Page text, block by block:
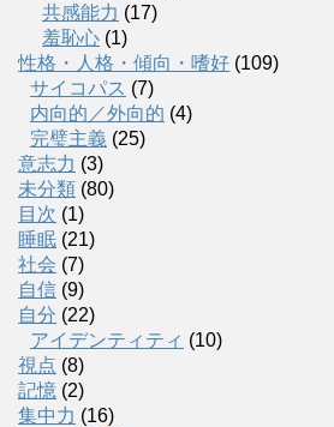
共感能力 (17)
羞恥心 (1)
性格・人格・傾向・嗜好 (109)
サイコパス (7)
内向的／外向的 (4)
完璧主義 (25)
意志力 (3)
未分類 (80)
目次 (1)
睡眠 (21)
社会 (7)
自信 (9)
自分 (22)
アイデンティティ (10)
視点 (8)
記憶 (2)
集中力 (16)